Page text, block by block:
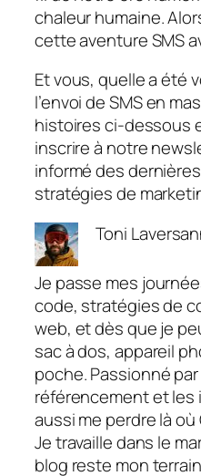
chaleur humaine.
cette aventure SMS
Et vous, quelle a été
l’envoi de SMS en
histoires ci-dessous
inscrire à notre
informé des
stratégies de
Toni
Je passe mes
code, stratégies de
web, et dès que je
sac à dos, appareil
poche. Passionné
référencement et les
aussi me perdre là
Je travaille dans le
blog reste mon